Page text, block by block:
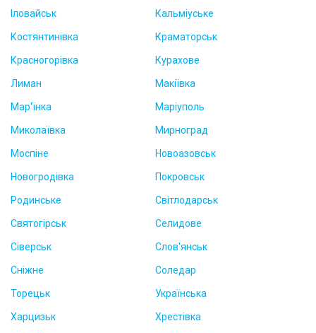
Іловайськ Кальміуське
Костянтинівка Краматорськ
Красногорівка Курахове
Лиман Макіївка
Мар'їнка Маріуполь
Миколаївка Мирноград
Моспіне Новоазовськ
Новогродівка Покровськ
Родинське Світлодарськ
Святогірськ Селидове
Сіверськ Слов'янськ
Сніжне Соледар
Торецьк Українська
Харцизьк Хрестівка